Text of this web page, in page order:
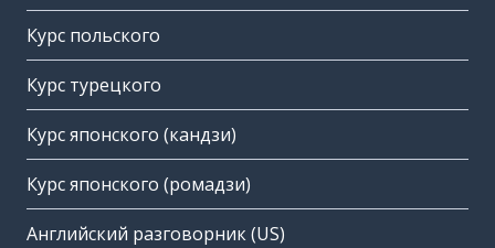
Курс польского
Курс турецкого
Курс японского (кандзи)
Курс японского (ромадзи)
Английский разговорник (US)